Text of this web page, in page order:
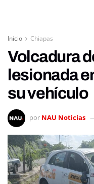
Inicio Chiapas
Volcadura
lesionada
su vehículo
por NAU Noticias